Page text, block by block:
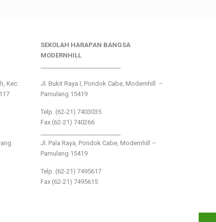
Kec.
SEKOLAH HARAPAN BANGSA
MODERNHILL
Jl. Bukit Raya I, Pondok Cabe, Modernhill –
Pamulang 15419
Telp. (62-21) 7403035
Fax (62-21) 740266
Jl. Pala Raya, Pondok Cabe, Modernhill –
Pamulang 15419
Telp. (62-21) 7495617
Fax (62-21) 7495615